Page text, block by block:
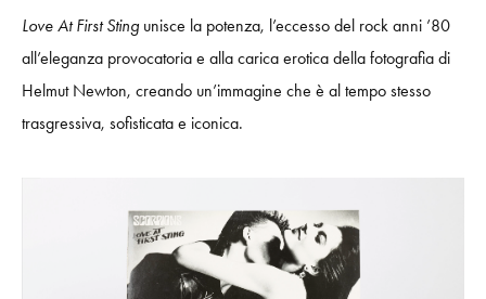
Love At First Sting unisce la potenza, l’eccesso del rock anni ’80
all’eleganza provocatoria e alla carica erotica della fotografia di
Helmut Newton, creando un’immagine che è al tempo stesso
trasgressiva, sofisticata e iconica.